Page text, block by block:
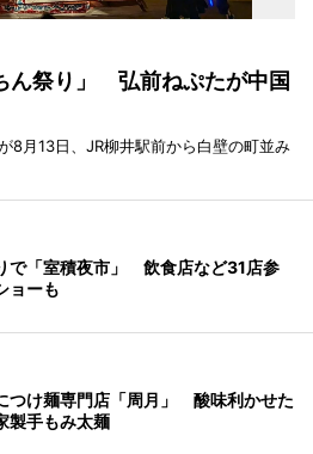
ん祭り」 弘前ねぷたが中国
8月13日、JR柳井駅前から白壁の町並み
で「室積夜市」 飲食店など31店参
ョーも
つけ麺専門店「周月」 酸味利かせた
製手もみ太麺